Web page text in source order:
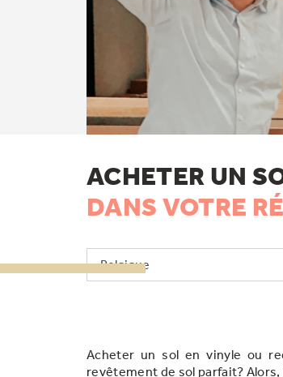
ACHETER UN
DANS VOTRE
Acheter un sol en vinyle ou
revêtement de sol parfait?